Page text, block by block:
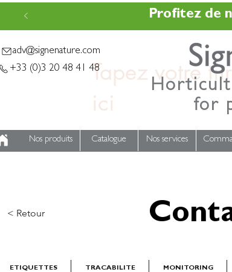
Profitez de
Tapez votre
adv@signenature.com
+33 (0)3 20 48 41 48
for
Nos produits Catalogue Nos services
< Retour
ETIQUETTES TRACABILITE MONITORING